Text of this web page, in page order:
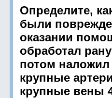
Определите,
были
оказании
обработал
потом
крупные
крупные вены